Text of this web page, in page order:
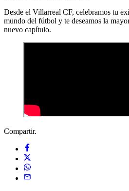
Desde el Villarreal CF, celebramos tu
mundo del fútbol y te deseamos la
nuevo capítulo.
Compartir.